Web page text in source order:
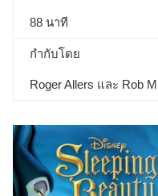
88 นาที
กำกับโดย
Roger Allers และ Rob